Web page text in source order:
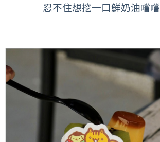
忍不住想挖一口鮮奶油嚐嚐